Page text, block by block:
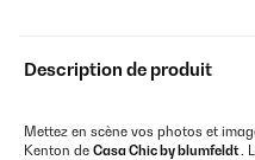
Description de produit
Mettez en scène vos photos et
Kenton de Casa Chic by blumfeldt.